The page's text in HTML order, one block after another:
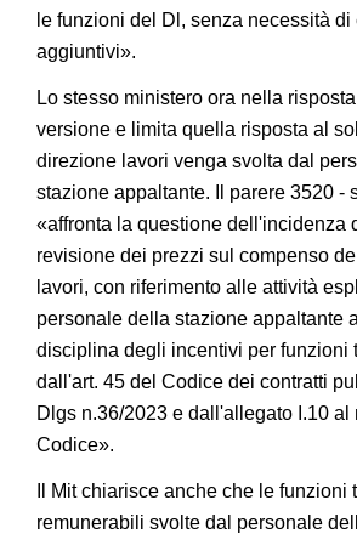
le funzioni del Dl, senza necessità di
aggiuntivi».
Lo stesso ministero ora nella
versione e limita quella risposta al
direzione lavori venga svolta dal
stazione appaltante. Il parere 3520 -
«affronta la questione dell'incidenza
revisione dei prezzi sul compenso
lavori, con riferimento alle attività
personale della stazione appaltante
disciplina degli incentivi per funzioni
dall'art. 45 del Codice dei contratti
Dlgs n.36/2023 e dall'allegato I.10 al
Codice».
Il Mit chiarisce anche che le funzioni
remunerabili svolte dal personale